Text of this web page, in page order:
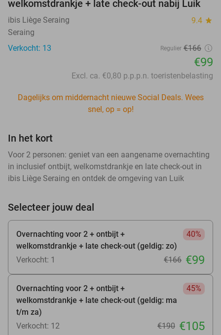
welkomstdrankje + late check-out nabij Luik
ibis Liège Seraing 9.4 star
Seraing
Verkocht: 13
Regulier €166
€99
Excl. ca. €0,80 p.p.p.n. toeristenbelasting
Dagelijks om middernacht nieuwe Social Deals. Wees
snel, op = op!
In het kort
Voor 2 personen: geniet van een aangename overnachting
in inclusief ontbijt, welkomstdrankje en late check-out in
ibis Liège Seraing en ontdek de omgeving van Luik
Selecteer jouw deal
Overnachting voor 2 + ontbijt +
welkomstdrankje + late check-out (geldig: zo)
40%
Verkocht: 1 €166 €99
Overnachting voor 2 + ontbijt +
welkomstdrankje + late check-out (geldig: ma
t/m za)
45%
Verkocht: 12 €190 €105